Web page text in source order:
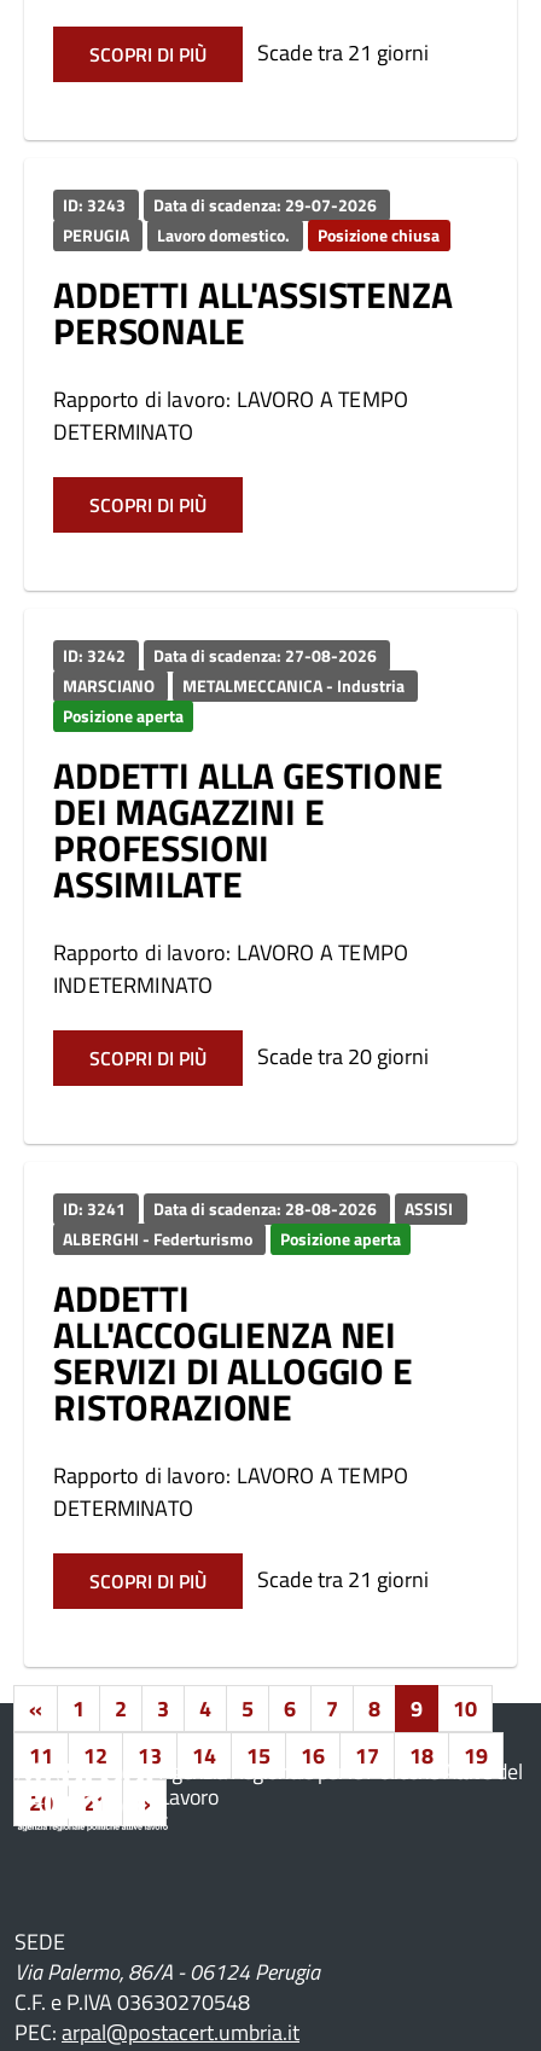
SCOPRI DI PIÙ Scade tra 21 giorni
ID: 3243
Data di scadenza: 29-07-2026
PERUGIA
Lavoro domestico. Posizione chiusa
ADDETTI ALL'ASSISTENZA
PERSONALE
Rapporto di lavoro: LAVORO A TEMPO
DETERMINATO
SCOPRI DI PIÙ
ID: 3242
Data di scadenza: 27-08-2026
MARSCIANO
METALMECCANICA - Industria
Posizione aperta
ADDETTI ALLA GESTIONE
DEI MAGAZZINI E
PROFESSIONI
ASSIMILATE
Rapporto di lavoro: LAVORO A TEMPO
INDETERMINATO
SCOPRI DI PIÙ Scade tra 20 giorni
ID: 3241 Data di scadenza: 28-08-2026
ASSISI
ALBERGHI - Federturismo
Posizione aperta
ADDETTI
ALL'ACCOGLIENZA NEI
SERVIZI DI ALLOGGIO E
RISTORAZIONE
Rapporto di lavoro: LAVORO A TEMPO
DETERMINATO
SCOPRI DI PIÙ Scade tra 21 giorni
« 1 2 3 4 5 6 7 8 9
10
11
12 13 14 15 16 17 18
19
20
21 »
Agenzia Regionale per le Politiche Attive del
Lavoro
SEDE
Via Palermo, 86/A - 06124 Perugia
C.F. e P.IVA 03630270548
PEC:arpal@postacert.umbria.it